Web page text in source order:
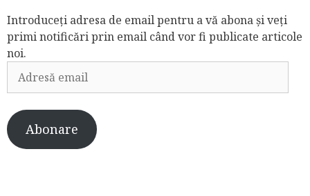
Introduceți adresa de email pentru a vă abona și veți
primi notificări prin email când vor fi publicate articole
noi.
Adresă
email
Abonare